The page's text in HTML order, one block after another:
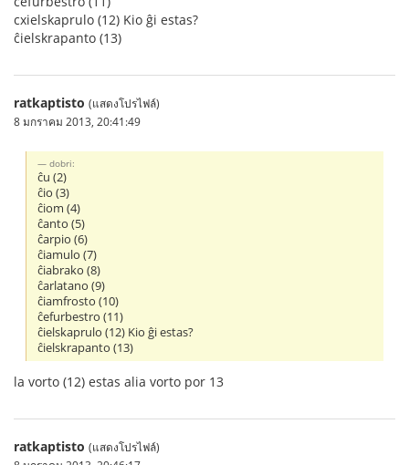
cxielskaprulo (12) Kio ĝi estas?
ĉielskrapanto (13)
ratkaptisto (แสดงโปรไฟล์)
8 มกราคม 2013, 20:41:49
dobri:
ĉu (2)
ĉio (3)
ĉiom (4)
ĉanto (5)
ĉarpio (6)
ĉiamulo (7)
ĉiabrako (8)
ĉarlatano (9)
ĉiamfrosto (10)
ĉefurbestro (11)
ĉielskaprulo (12) Kio ĝi estas?
ĉielskrapanto (13)
la vorto (12) estas alia vorto por 13
ratkaptisto (แสดงโปรไฟล์)